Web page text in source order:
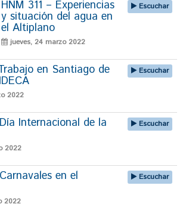
HNM 311 – Experiencias
y situación del agua en
el Altiplano
jueves, 24 marzo 2022
Escuchar
en Santiago de
2022
Escuchar
Internacional de la
2022
Escuchar
en el
2022
Escuchar